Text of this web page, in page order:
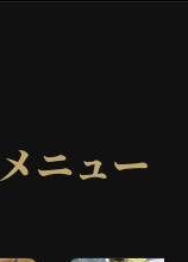
ニュー